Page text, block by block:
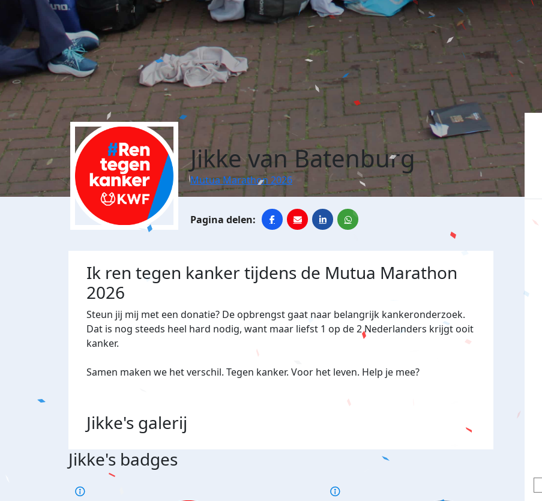
Jikke van Batenburg
Mutua Marathon 2026
Ik ren tegen kanker tijdens de Mutua Marathon
2026
Steun jij mij met een donatie? De opbrengst gaat naar belangrijk kankeronderzoek.
Dat is nog steeds heel hard nodig, want maar liefst 1 op de 2 Nederlanders krijgt ooit
kanker.
Samen maken we het verschil. Tegen kanker. Voor het leven. Help je mee?
Jikke's galerij
Jikke's badges